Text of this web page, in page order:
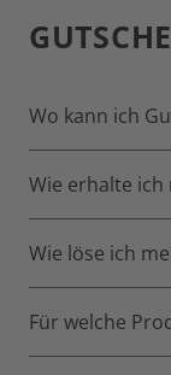
Wo kann ich
Wie erhalte ich
Wie löse ich
Für welche